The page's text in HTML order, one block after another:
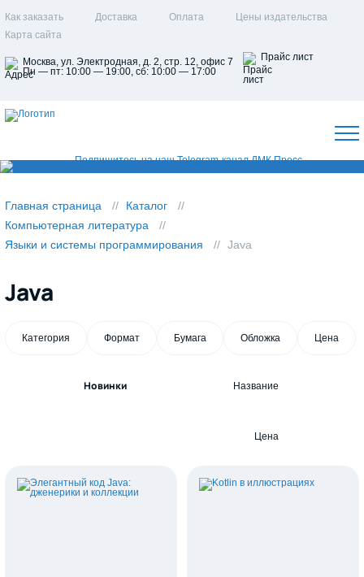
Как заказать Доставка Оплата
Цены издательства
Карта сайта
Москва, ул. Электродная, д. 2, стр. 12, офис 7
Пн — пт: 10:00 — 19:00, сб: 10:00 — 17:00
Прайс лист
Главная страница
Каталог
Компьютерная литература
Языки и системы программирования
Java
Java
Категория Формат Бумага Обложка Цена
Новинки Название
Цена